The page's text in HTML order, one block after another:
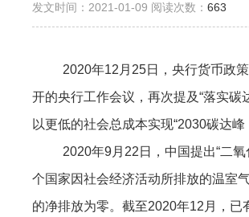
发文时间：2021-01-09 阅读次数：663
2020年12月25日，央行货币政
开的央行工作会议，再次提及“落实
以更低的社会总成本实现“2030碳达峰
2020年9月22日，中国提出“二
个国家因社会经济活动所排放的温室
的净排放为零。截至2020年12月，已